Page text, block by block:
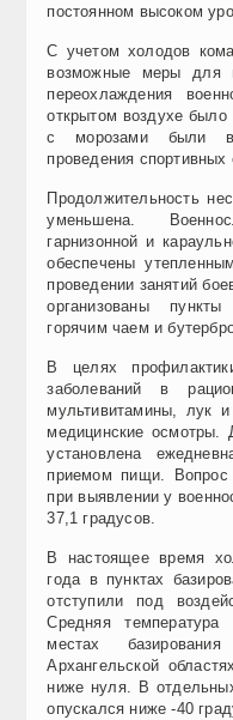
постоянном высоком
С учетом холодов
возможные меры для
переохлаждения
открытом воздухе
с морозами были
проведения спортивных
Продолжительность
уменьшена.
гарнизонной и
обеспечены
проведении занятий
организованы
горячим чаем и
В целях
заболеваний в
мультивитамины, лук
медицинские осмотры.
установлена
приемом пищи. Вопрос
при выявлении у
37,1 градусов.
В настоящее время
года в пунктах
отступили под
Средняя
местах
Архангельской
ниже нуля. В
опускался ниже -40